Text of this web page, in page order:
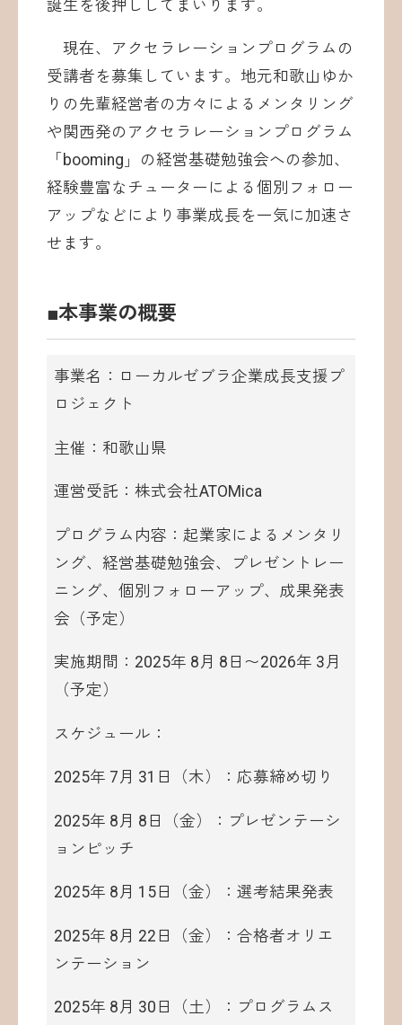
誕生を後押ししてまいります。
現在、アクセラレーションプログラムの
受講者を募集しています。地元和歌山ゆか
りの先輩経営者の方々によるメンタリング
や関西発のアクセラレーションプログラム
「booming」の経営基礎勉強会への参加、
経験豊富なチューターによる個別フォロー
アップなどにより事業成長を一気に加速さ
せます。
■本事業の概要
事業名：ローカルゼブラ企業成長支援プ
ロジェクト
主催：和歌山県
運営受託：株式会社ATOMica
プログラム内容：起業家によるメンタリ
ング、経営基礎勉強会、プレゼントレー
ニング、個別フォローアップ、成果発表
会（予定）
実施期間：2025年 8月 8日〜2026年 3月
（予定）
スケジュール：
2025年 7月 31日（木）：応募締め切り
2025年 8月 8日（金）：プレゼンテーシ
ョンピッチ
2025年 8月 15日（金）：選考結果発表
2025年 8月 22日（金）：合格者オリエ
ンテーション
2025年 8月 30日（土）：プログラムス